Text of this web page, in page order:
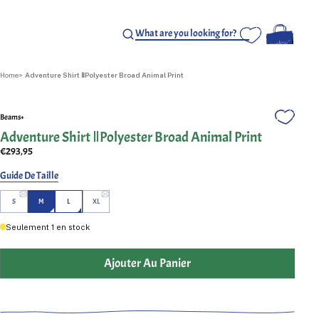
Home Adventure Shirt ⅡPolyester Broad Animal Print
Beams+
Adventure Shirt ⅡPolyester Broad Animal Print
€293,95
Guide De Taille
S M L XL
Seulement1 en stock
Ajouter Au Panier